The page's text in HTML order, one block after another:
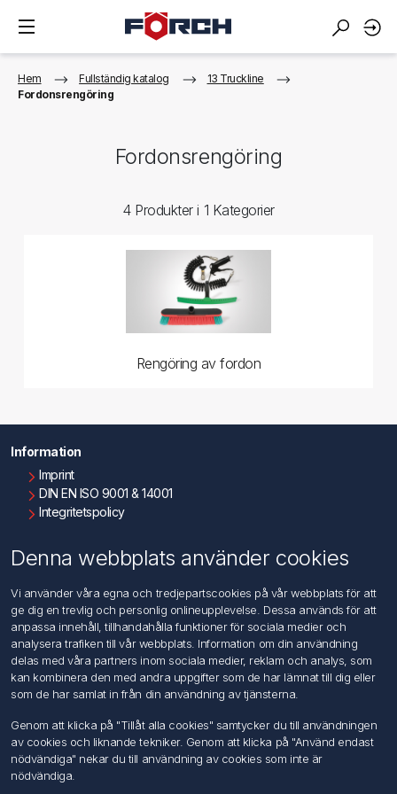
Hem Fullständig katalog
13 Truckline
Fordonsrengöring
Fordonsrengöring
4 Produkter i 1 Kategorier
Rengöring av fordon
Information
Imprint
DIN EN ISO 9001 & 14001
Integritetspolicy
Kontakta oss
Kundtjänst
Sök
Mitt konto
Mina ordrar
Mina adresser
Denna webbplats använder cookies
Vi använder våra egna och tredjepartscookies på vår webbplats för att
ge dig en trevlig och personlig onlineupplevelse. Dessa används för att
anpassa innehåll, tillhandahålla funktioner för sociala medier och
analysera trafiken till vår webbplats. Information om din användning
delas med våra partners inom sociala medier, reklam och analys, som
kan kombinera den med andra uppgifter som de har lämnat till dig eller
som de har samlat in från din användning av tjänsterna.
Genom att klicka på "Tillåt alla cookies" samtycker du till användningen
av cookies och liknande tekniker. Genom att klicka på "Använd endast
nödvändiga" nekar du till användning av cookies som inte är
nödvändiga.